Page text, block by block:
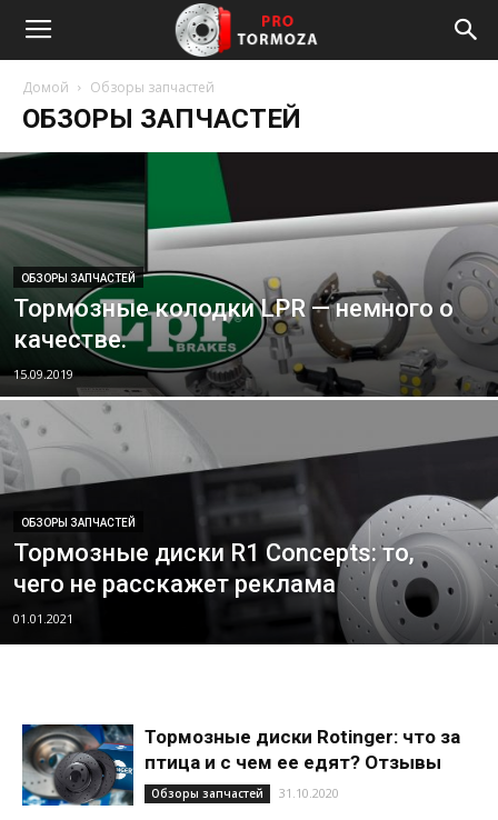
Домой Обзоры запчастей
ОБЗОРЫ ЗАПЧАСТЕЙ
ОБЗОРЫ ЗАПЧАСТЕЙ
Тормозные колодки LPR — немного о
качестве.
15.09.2019
ОБЗОРЫ ЗАПЧАСТЕЙ
Тормозные диски R1 Concepts: то,
чего не расскажет реклама
01.01.2021
Тормозные диски Rotinger: что за
птица и с чем ее едят? Отзывы
Обзоры запчастей 31.10.2020